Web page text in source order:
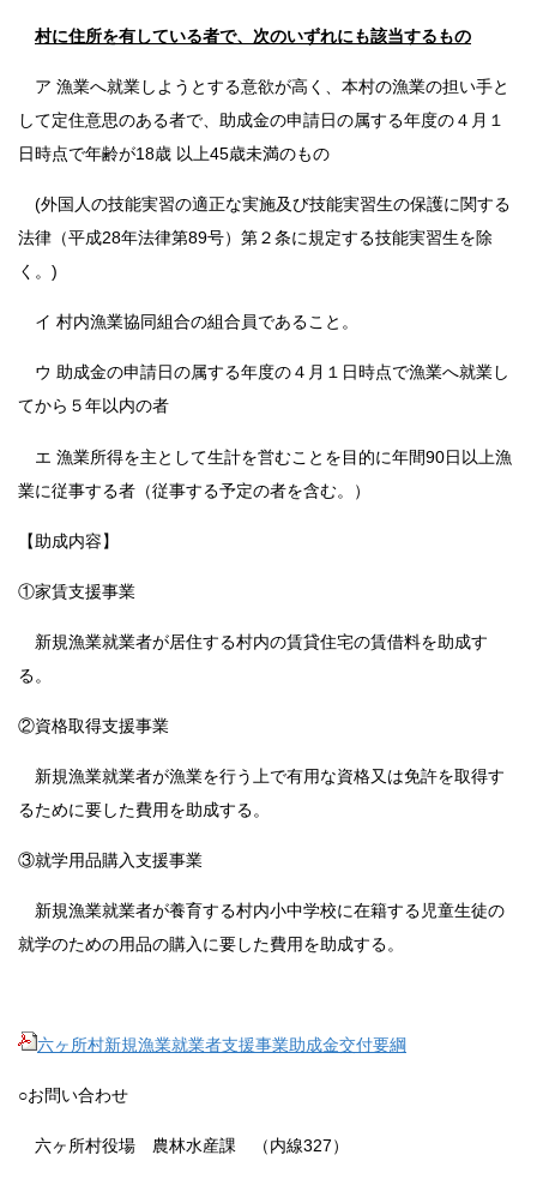
村に住所を有している者で、次のいずれにも該当するもの
ア 漁業へ就業しようとする意欲が高く、本村の漁業の担い手と
して定住意思のある者で、助成金の申請日の属する年度の４月１
日時点で年齢が18歳 以上45歳未満のもの
(外国人の技能実習の適正な実施及び技能実習生の保護に関する
法律（平成28年法律第89号）第２条に規定する技能実習生を除
く。)
イ 村内漁業協同組合の組合員であること。
ウ 助成金の申請日の属する年度の４月１日時点で漁業へ就業し
てから５年以内の者
エ 漁業所得を主として生計を営むことを目的に年間90日以上漁
業に従事する者（従事する予定の者を含む。）
【助成内容】
①家賃支援事業
新規漁業就業者が居住する村内の賃貸住宅の賃借料を助成す
る。
②資格取得支援事業
新規漁業就業者が漁業を行う上で有用な資格又は免許を取得す
るために要した費用を助成する。
③就学用品購入支援事業
新規漁業就業者が養育する村内小中学校に在籍する児童生徒の
就学のための用品の購入に要した費用を助成する。
六ヶ所村新規漁業就業者支援事業助成金交付要綱
○お問い合わせ
六ヶ所村役場 農林水産課 （内線327）